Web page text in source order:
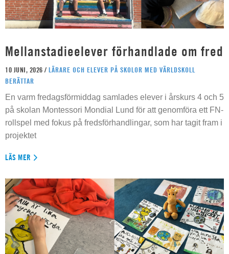
Mellanstadieelever förhandlade om fred
10 JUNI, 2026 / LÄRARE OCH ELEVER PÅ SKOLOR MED VÄRLDSKOLL
BERÄTTAR
En varm fredagsförmiddag samlades elever i årskurs 4 och 5
på skolan Montessori Mondial Lund för att genomföra ett FN-
rollspel med fokus på fredsförhandlingar, som har tagit fram i
projektet
LÄS MER